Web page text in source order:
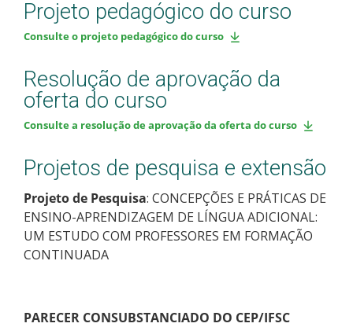
Projeto pedagógico do curso
Consulte o projeto pedagógico do curso
Resolução de aprovação da
oferta do curso
Consulte a resolução de aprovação da oferta do curso
Projetos de pesquisa e extensão
Projeto de Pesquisa: CONCEPÇÕES E PRÁTICAS DE
ENSINO-APRENDIZAGEM DE LÍNGUA ADICIONAL:
UM ESTUDO COM PROFESSORES EM FORMAÇÃO
CONTINUADA
PARECER CONSUBSTANCIADO DO CEP/IFSC